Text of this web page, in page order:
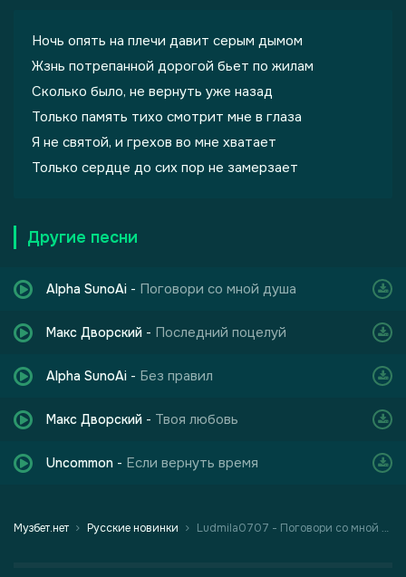
Ночь опять на плечи давит серым дымом
Жзнь потрепанной дорогой бьет по жилам
Сколько было, не вернуть уже назад
Только память тихо смотрит мне в глаза
Я не святой, и грехов во мне хватает
Только сердце до сих пор не замерзает
Другие песни
Alpha SunoAi - Поговори со мной душа
Макс Дворский - Последний поцелуй
Alpha SunoAi - Без правил
Макс Дворский - Твоя любовь
Uncommon - Если вернуть время
Музбет.нет Русские новинки Ludmila0707 - Поговори со мной душа